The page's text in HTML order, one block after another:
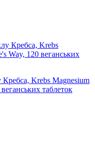
Кребса, Krebs Magnesium
таблеток